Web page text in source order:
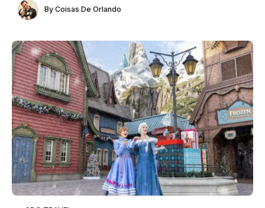
By Coisas De Orlando